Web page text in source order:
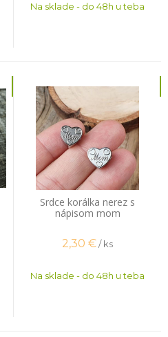
Na sklade - do 48h u teba
Srdce korálka nerez s
nápisom mom
2,30 €/ ks
Na sklade - do 48h u teba